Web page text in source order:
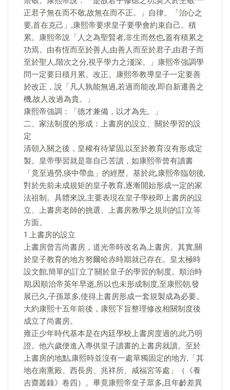
正君子無在而不敬,故無在而不正。」自律。「治心之
要,首在克己」,康熙帝要求皇子要學會約束自己。積
累。康熙帝說「人之為聖賢者,非生而然也,蓋有積累之
功焉。由有恆而至於善人,由善人而至於君子,由君子而
至於聖人,階次之分,視乎學力之淺深。」康熙帝強調學
問一定要日積月累。改正。康熙帝教導皇子一定要善
於改正，說「凡人孰能無過,若過而能改,即自新遷善之
機,故人改過為貴。」
康熙帝強調：「德才兼備，以才為先。」
二、家法制度的形成：上書房的設立、關於學習的設
定
清朝入關之後，皇權有待鞏固,以至於教育沒有形成定
製。皇帝學習就是靠自己苦讀，如康熙帝曾有讀書
「竟至過勞,痰中帶血」的經歷。基於此,康熙帝臨朝後,
對於先前未成規矩的皇子教育,逐漸開始形成一定的家
法祖制。具體來說,主要表現在皇子學校即上書房的設
立、上書房老師的挑選、上書房教學之規則的訂立等
方面。
1.上書房的設立
上書房曾言尚書房，道光帝時改名為上書房。其實,關
於皇子教育的地方努爾哈赤時期就已存在。皇太極時
設文館,簡單的訂立了關於皇子的學習的制度。順治時
期,因順治帝英年早逝,所以也未形成制度,至康熙朝,發
展已久,子孫眾多,使得上書房形成一套規製成為必要。
大約康熙十五年前後，康熙下旨整理修改相關制度後
成立了尚書房。
雍正少年時代基本是在內廷學校上書房度過的,此乃明
證。他六歲便進入專供皇子讀書的上書房就讀。至於
上書房的地點,康熙時並沒有一處單獨固定的地方,「其
地在南熏殿、西長房、兆祥所、咸福宮等處」（《養
吉齋叢錄》卷四）。畢竟康熙帝皇子眾多,且年齡差異